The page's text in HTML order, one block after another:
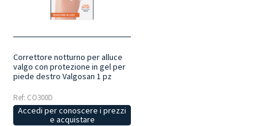
Correttore notturno per alluce
valgo con protezione in gel per
piede destro Valgosan 1 pz
Ref: CO300D
Accedi per conoscere i prezzi
e acquistare